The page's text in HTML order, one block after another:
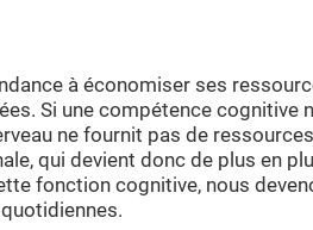
à économiser ses
Si une compétence cognitive
ne fournit pas de
qui devient donc de plus en
fonction cognitive, nous